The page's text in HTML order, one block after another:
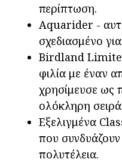
περίπτωση.
Aquarider -
σχεδιασμένο
Birdland
φιλία με έναν
χρησίμευσε ως
ολόκληρη
Εξελιγμένα
που
πολυτέλεια.